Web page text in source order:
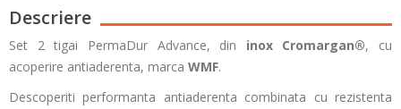
Descriere
Set 2 tigai PermaDur Advance, din inox Cromargan®, cu
acoperire antiaderenta, marca WMF.
Descoperiti performanta antiaderenta combinata cu rezistenta